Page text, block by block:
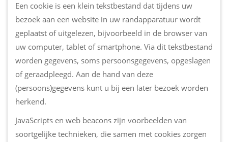
Een cookie is een klein tekstbestand dat tijdens uw
bezoek aan een website in uw randapparatuur wordt
geplaatst of uitgelezen, bijvoorbeeld in de browser van
uw computer, tablet of smartphone. Via dit tekstbestand
worden gegevens, soms persoonsgegevens, opgeslagen
of geraadpleegd. Aan de hand van deze
(persoons)gegevens kunt u bij een later bezoek worden
herkend.
JavaScripts en web beacons zijn voorbeelden van
soortgelijke technieken, die samen met cookies zorgen